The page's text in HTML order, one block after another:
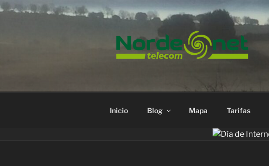
Saltar
Inicio Blog Mapa Tarifas